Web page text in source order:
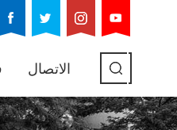
الاتصال